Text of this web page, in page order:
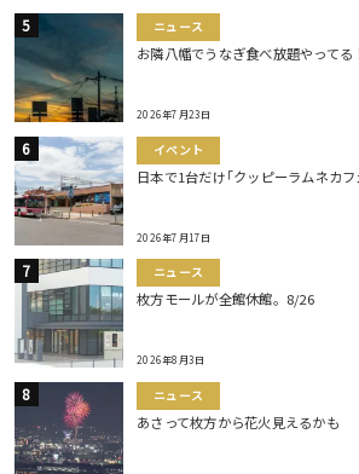
ニュース
お隣八幡でうなぎ食べ放題やってる！
2026年7月23日
イベント
日本で1台だけ｢クッピーラムネカ
2026年7月17日
ニュース
枚方モールが全館休館。8/26
2026年8月3日
ニュース
あさって枚方から花火見えるかも